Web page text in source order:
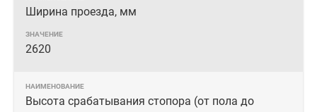
Ширина проезда, мм
2620
Высота срабатывания стопора (от пола до